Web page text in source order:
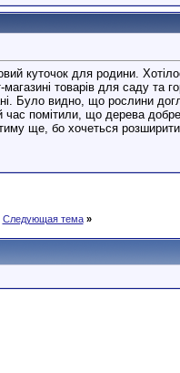
куточок для родини.
товарів для саду та
видно, що рослини
помітили, що дерева
ще, бо хочеться
Следующая тема »